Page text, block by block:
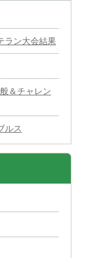
ラン大会結果
＆チャレン
ルス